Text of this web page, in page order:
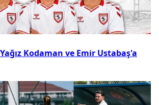
Kodaman ve Emir Ustabaş'a